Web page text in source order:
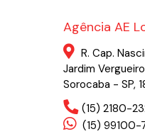
Agência AE
R. Cap.
Jardim Vergueiro
Sorocaba - SP,
(15) 2180-
(15) 99100-